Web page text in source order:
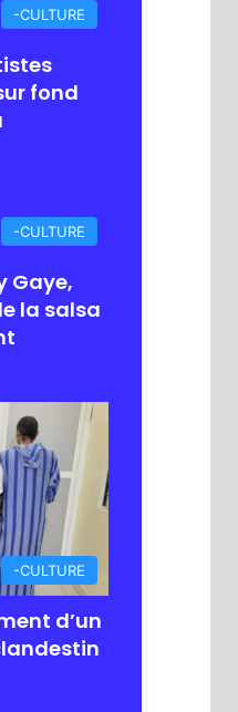
-CULTURE
fond
-CULTURE
Gaye,
la salsa
-CULTURE
d’un